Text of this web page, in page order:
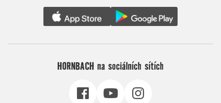
HORNBACH na sociálních sítích